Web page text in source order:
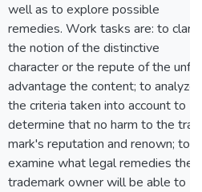
well as to explore possible
remedies. Work tasks are: to
the notion of the distinctive
character or the repute of the
advantage the content; to analyze
the criteria taken into account to
determine that no harm to the
mark's reputation and renown; to
examine what legal remedies the
trademark owner will be able to